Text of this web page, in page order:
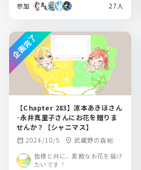
参加 27人
【Chapter 283】涼本あきほさん
·永井真里子さんにお花を贈りま
せんか？【シャニマス】
calendar_month 2024/10/5 location_on 武蔵野の森総合
スポーツプラザ
メインアリーナ
皆様と共に、素敵なお花を届け
たいです！
企画完了